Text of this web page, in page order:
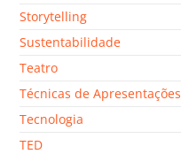
Storytelling
Sustentabilidade
Teatro
Técnicas de Apresentações
Tecnologia
TED